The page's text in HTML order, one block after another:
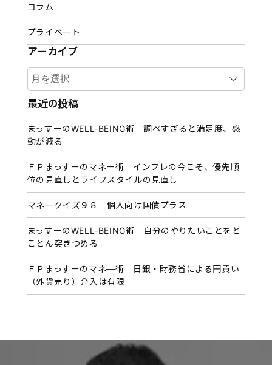
コラム
プライベート
アーカイブ
ア
ー
カ
ブ
最近の投稿
まっすーのWELL-BEING術 調べすぎると満足度、感
動が減る
ＦＰまっすーのマネー術 インフレの今こそ、優先順
位の見直しとライフスタイルの見直し
マネークイズ９８ 個人向け国債プラス
まっすーのWELL-BEING術 自分のやりたいことをと
ことん突きつめる
ＦＰまっすーのマネ―術 日銀・財務省による円買い
（外貨売り）介入は有限